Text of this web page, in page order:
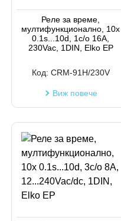
Реле за време,
мултифункционално, 10x
0.1s...10d, 1c/o 16A,
230Vac, 1DIN, Elko EP
Код: CRM-91H/230V
Виж повече